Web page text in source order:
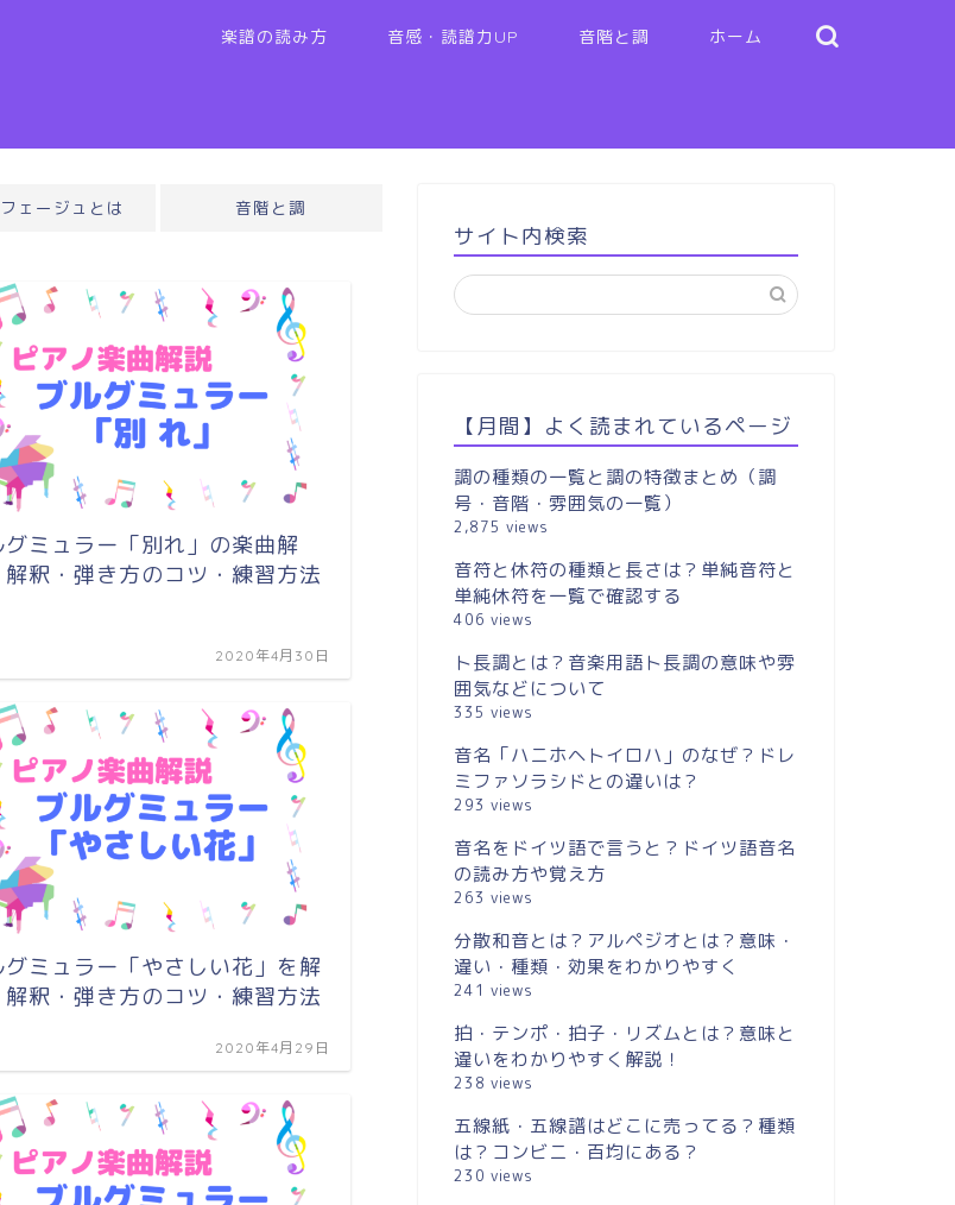
楽譜の読み方 音感・読譜力UP 音階と調 ホーム
ェージュとは 音階と調
グミュラー「別れ」の楽曲解
解釈・弾き方のコツ・練習方法
2020年4月30日
グミュラー「やさしい花」を解
解釈・弾き方のコツ・練習方法
2020年4月29日
楽譜を読むためのトピックまとめ
タイとは？アウフタクトとは？拍子
の例外を理解する
サイト内検索
【月間】よく読まれているページ
調の種類の一覧と調の特徴まとめ（調
号・音階・雰囲気の一覧）
2,875 views
音符と休符の種類と長さは？単純音符と
単純休符を一覧で確認する
406 views
ト長調とは？音楽用語ト長調の意味や雰
囲気などについて
335 views
音名「ハニホヘトイロハ」のなぜ？ドレ
ミファソラシドとの違いは？
293 views
音名をドイツ語で言うと？ドイツ語音名
の読み方や覚え方
263 views
分散和音とは？アルペジオとは？意味・
違い・種類・効果をわかりやすく
241 views
拍・テンポ・拍子・リズムとは？意味と
違いをわかりやすく解説！
238 views
五線紙・五線譜はどこに売ってる？種類
は？コンビニ・百均にある？
230 views